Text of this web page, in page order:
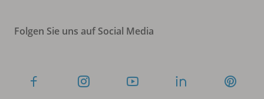
Folgen Sie uns auf Social Media